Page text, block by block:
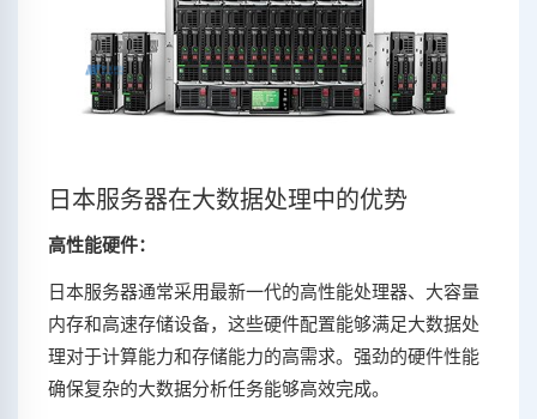
日本服务器在大数据处理中的优势
高性能硬件：
日本服务器通常采用最新一代的高性能处理器、大容量
内存和高速存储设备，这些硬件配置能够满足大数据处
理对于计算能力和存储能力的高需求。强劲的硬件性能
确保复杂的大数据分析任务能够高效完成。